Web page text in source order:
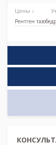
Цены ↓
Рентген